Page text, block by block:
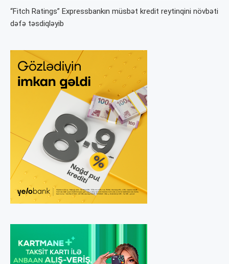
“Fitch Ratings” Expressbankın müsbət kredit reytinqini növbəti
dəfə təsdiqləyib